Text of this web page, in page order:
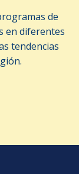
de
en diferentes
tendencias